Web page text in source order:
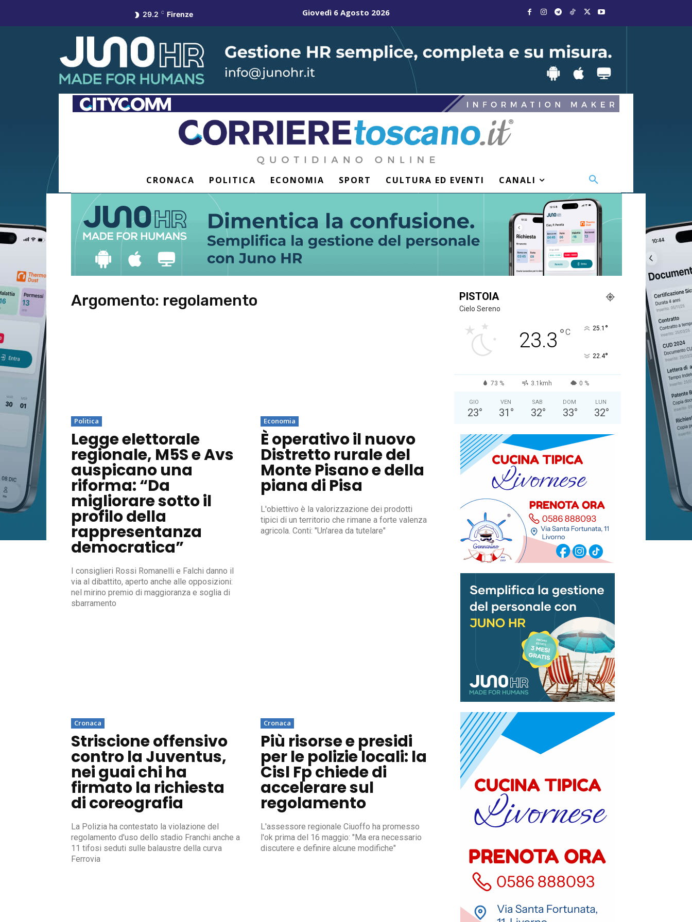
29.2 C Firenze Giovedì 6 Agosto 2026
CRONACA POLITICA ECONOMIA SPORT CULTURA ED EVENTI CANALI
Argomento: regolamento
Politica
Legge elettorale
regionale, M5S e Avs
auspicano una
riforma: “Da
migliorare sotto il
profilo della
rappresentanza
democratica”
I consiglieri Rossi Romanelli e Falchi danno il
via al dibattito, aperto anche alle opposizioni:
nel mirino premio di maggioranza e soglia di
sbarramento
Economia
È operativo il nuovo
Distretto rurale del
Monte Pisano e della
piana di Pisa
L'obiettivo è la valorizzazione dei prodotti
tipici di un territorio che rimane a forte valenza
agricola. Conti: "Un'area da tutelare"
Cronaca
Striscione offensivo
contro la Juventus,
nei guai chi ha
firmato la richiesta
di coreografia
La Polizia ha contestato la violazione del
regolamento d'uso dello stadio Franchi anche a
11 tifosi seduti sulle balaustre della curva
Ferrovia
Cronaca
Più risorse e presidi
per le polizie locali: la
Cisl Fp chiede di
accelerare sul
regolamento
L'assessore regionale Ciuoffo ha promesso
l'ok prima del 16 maggio: "Ma era necessario
discutere e definire alcune modifiche"
PISTOIA
Cielo Sereno
23.3 °C 25.1 °
22.4°
73 % 3.1kmh 0 %
GIO
23°
VEN
31 °
SAB
32°
DOM
33°
LUN
32°